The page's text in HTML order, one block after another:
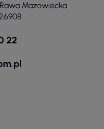
Mazowiecka
22